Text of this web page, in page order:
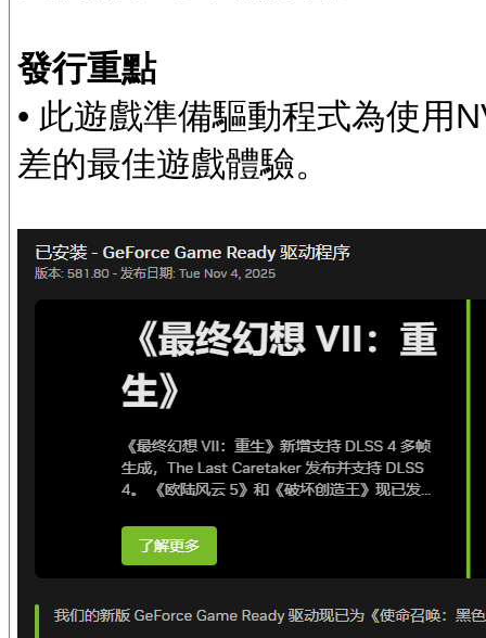
發行重點
• 此遊戲準備驅動程式為使用
差的最佳遊戲體驗。